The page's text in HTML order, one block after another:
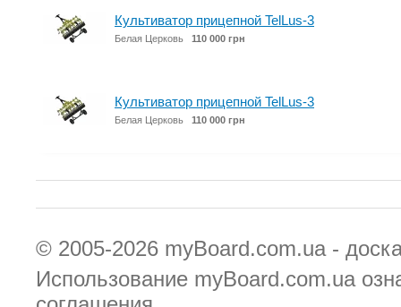
Культиватор прицепной TelLus-3
Белая Церковь 110 000 грн
Культиватор прицепной TelLus-3
Белая Церковь 110 000 грн
© 2005-2026 myBoard.com.ua -
Использование myBoard.com.ua